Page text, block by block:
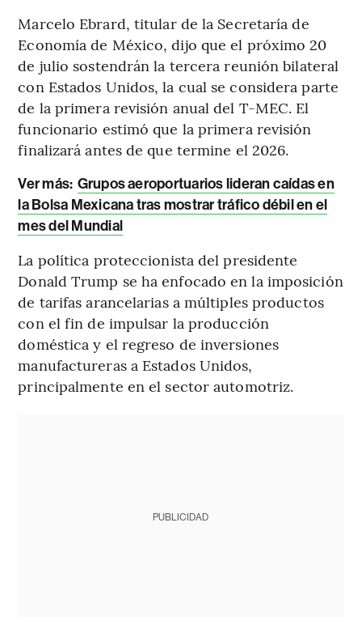
Marcelo Ebrard, titular de la Secretaría de
Economía de México, dijo que el próximo 20
de julio sostendrán la tercera reunión bilateral
con Estados Unidos, la cual se considera parte
de la primera revisión anual del T-MEC. El
funcionario estimó que la primera revisión
finalizará antes de que termine el 2026.
Ver más: Grupos aeroportuarios lideran caídas en
la Bolsa Mexicana tras mostrar tráfico débil en el
mes del Mundial
La política proteccionista del presidente
Donald Trump se ha enfocado en la imposición
de tarifas arancelarias a múltiples productos
con el fin de impulsar la producción
doméstica y el regreso de inversiones
manufactureras a Estados Unidos,
principalmente en el sector automotriz.
PUBLICIDAD